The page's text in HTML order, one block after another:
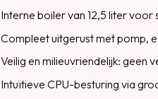
Interne boiler van 12,5 liter
Compleet uitgerust met pomp,
Veilig en milieuvriendelijk:
Intuïtieve CPU-besturing via